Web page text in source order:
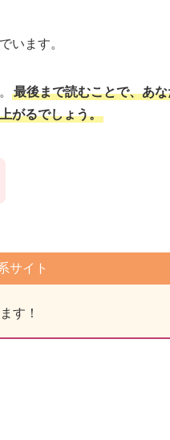
います。
最後まで読むことで、あ
がるでしょう。
サイト
す！